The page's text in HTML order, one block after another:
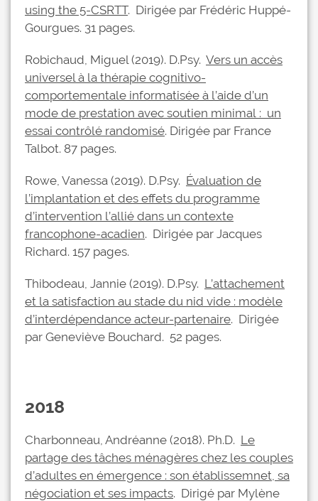
using the 5-CSRTT. Dirigée par Frédéric Huppé-
Gourgues. 31 pages.
Robichaud, Miguel (2019). D.Psy. Vers un accès
universel à la thérapie cognitivo-
comportementale informatisée à l’aide d’un
mode de prestation avec soutien minimal : un
essai contrôlé randomisé. Dirigée par France
Talbot. 87 pages.
Rowe, Vanessa (2019). D.Psy. Évaluation de
l’implantation et des effets du programme
d’intervention l’allié dans un contexte
francophone-acadien. Dirigée par Jacques
Richard. 157 pages.
Thibodeau, Jannie (2019). D.Psy. L’attachement
et la satisfaction au stade du nid vide : modèle
d’interdépendance acteur-partenaire. Dirigée
par Geneviève Bouchard. 52 pages.
2018
Charbonneau, Andréanne (2018). Ph.D. Le
partage des tâches ménagères chez les couples
d’adultes en émergence : son établissemnet, sa
négociation et ses impacts. Dirigé par Mylène